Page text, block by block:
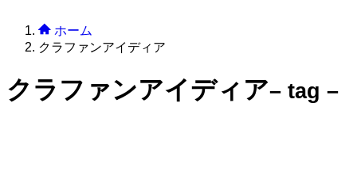
ホーム
クラファンアイディア
クラファンアイディア– tag –